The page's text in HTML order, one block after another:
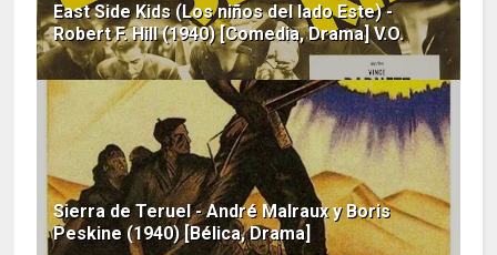
East Side Kids (Los niños del lado Este) -
Robert F. Hill (1940) [Comedia, Drama] V.O.
Sierra de Teruel - André Malraux y Boris
Peskine (1940) [Bélica, Drama]